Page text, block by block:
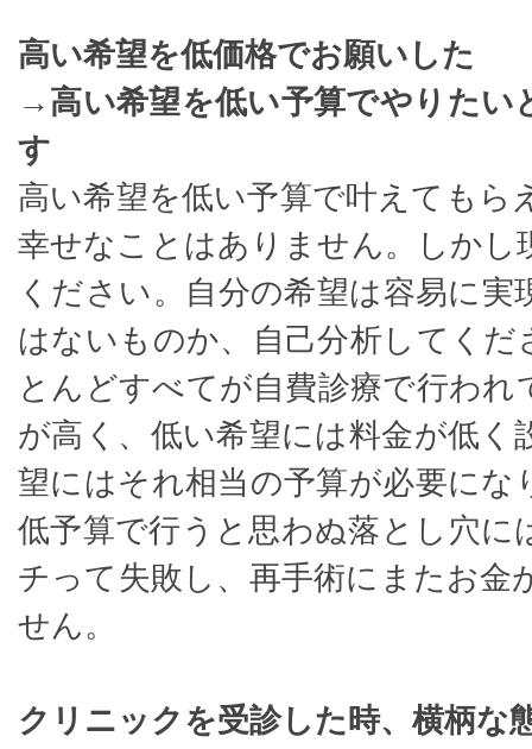
高い希望を低価格でお願いした
→高い希望を低い予算でやりたい
す
高い希望を低い予算で叶えてもら
幸せなことはありません。しかし
ください。自分の希望は容易に
はないものか、自己分析してくだ
とんどすべてが自費診療で行わ
が高く、低い希望には料金が低く
望にはそれ相当の予算が必要にな
低予算で行うと思わぬ落とし穴に
チって失敗し、再手術にまたお金
せん。
クリニックを受診した時、横柄な